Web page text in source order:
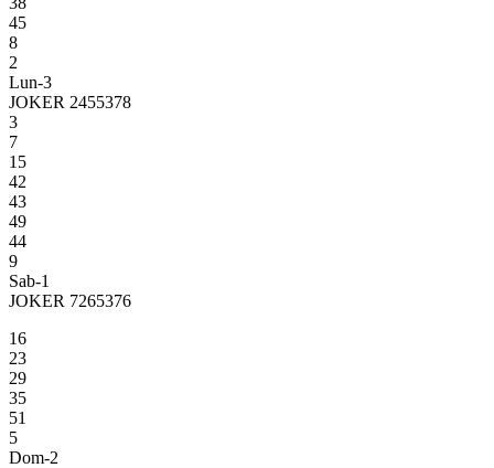
45
8
2
Lun-3
JOKER 2455378
3
7
15
42
43
49
44
9
Sab-1
JOKER 7265376
16
23
29
35
51
5
Dom-2